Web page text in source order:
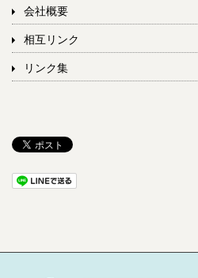
会社概要
相互リンク
リンク集